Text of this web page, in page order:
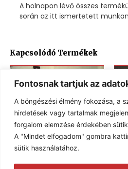
Fontosnak tartjuk az
A böngészési élmény fokozása, a
hirdetések vagy tartalmak
forgalom elemzése érdekében
A "Mindet elfogadom" gombra
sütik használatához.
A holnapon lévő összes
során az itt ismertetett
Kapcsolódó Termékek
Kandallók KK-04